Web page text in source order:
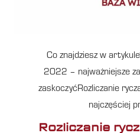
Co znajdziesz w
2022 – najważniejsze
zaskoczyćRozliczanie
najczęściej
Rozliczanie